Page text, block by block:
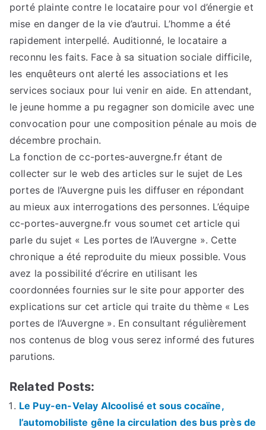
porté plainte contre le locataire pour vol d’énergie et
mise en danger de la vie d’autrui. L’homme a été
rapidement interpellé. Auditionné, le locataire a
reconnu les faits. Face à sa situation sociale difficile,
les enquêteurs ont alerté les associations et les
services sociaux pour lui venir en aide. En attendant,
le jeune homme a pu regagner son domicile avec une
convocation pour une composition pénale au mois de
décembre prochain.
La fonction de cc-portes-auvergne.fr étant de
collecter sur le web des articles sur le sujet de Les
portes de l’Auvergne puis les diffuser en répondant
au mieux aux interrogations des personnes. L’équipe
cc-portes-auvergne.fr vous soumet cet article qui
parle du sujet « Les portes de l’Auvergne ». Cette
chronique a été reproduite du mieux possible. Vous
avez la possibilité d’écrire en utilisant les
coordonnées fournies sur le site pour apporter des
explications sur cet article qui traite du thème « Les
portes de l’Auvergne ». En consultant régulièrement
nos contenus de blog vous serez informé des futures
parutions.
Related Posts:
Le Puy-en-Velay Alcoolisé et sous cocaïne,
l’automobiliste gêne la circulation des bus près de